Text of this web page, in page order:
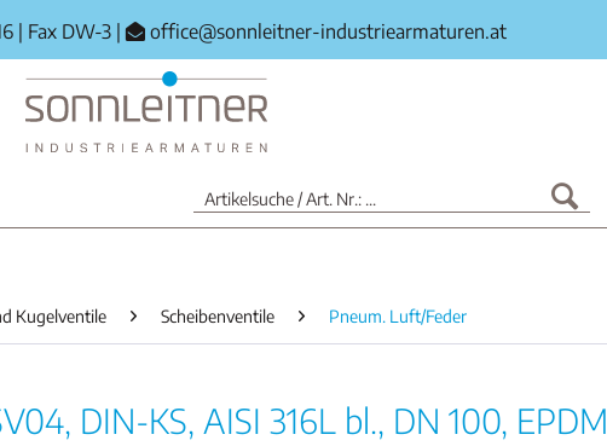
Fax DW-3 office@sonnleitner-industriearmaturen.at
Kugelventile Scheibenventile Pneum. Luft/Feder
DIN-KS, AISI 316L bl., DN 100, EPDM